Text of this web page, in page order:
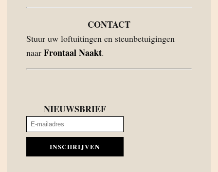
CONTACT
Stuur uw loftuitingen en steunbetuigingen
naar Frontaal Naakt.
NIEUWSBRIEF
INSCHRIJVEN